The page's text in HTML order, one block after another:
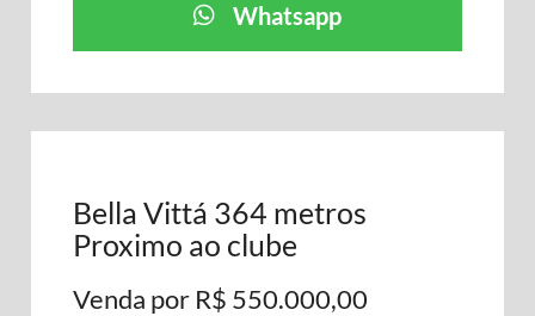
Whatsapp
Bella Vittá 364 metros
Proximo ao clube
Venda por R$ 550.000,00